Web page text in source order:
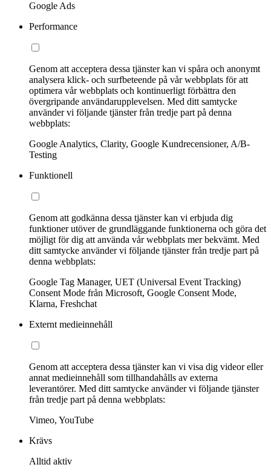
Google Ads
Performance
Genom att acceptera dessa tjänster kan vi spåra och anonymt
analysera klick- och surfbeteende på vår webbplats för att
optimera vår webbplats och kontinuerligt förbättra den
övergripande användarupplevelsen. Med ditt samtycke
använder vi följande tjänster från tredje part på denna
webbplats:
Google Analytics, Clarity, Google Kundrecensioner, A/B-
Testing
Funktionell
Genom att godkänna dessa tjänster kan vi erbjuda dig
funktioner utöver de grundläggande funktionerna och göra det
möjligt för dig att använda vår webbplats mer bekvämt. Med
ditt samtycke använder vi följande tjänster från tredje part på
denna webbplats:
Google Tag Manager, UET (Universal Event Tracking)
Consent Mode från Microsoft, Google Consent Mode,
Klarna, Freshchat
Externt medieinnehåll
Genom att acceptera dessa tjänster kan vi visa dig videor eller
annat medieinnehåll som tillhandahålls av externa
leverantörer. Med ditt samtycke använder vi följande tjänster
från tredje part på denna webbplats:
Vimeo, YouTube
Krävs
Alltid aktiv